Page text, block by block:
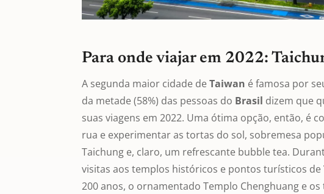
Para onde viajar em 2022:
A segunda maior cidade deTaiwan é famosa por
da metade (58%) das pessoas do Brasil dizem que
suas viagens em 2022. Uma ótima opção, então, é
rua e experimentar as tortas do sol, sobremesa
Taichung e, claro, um refrescante bubble tea.
visitas aos templos históricos e pontos turísticos de
200 anos, o ornamentado Templo Chenghuang e